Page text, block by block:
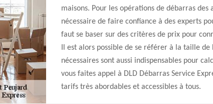
maisons. Pour les opérations de débarras des
nécessaire de faire confiance à des experts
faut se baser sur des critères de prix pour
Il est alors possible de se référer à la taille
nécessaires sont aussi indispensables pour
vous faites appel à DLD Débarras Service
tarifs très abordables et accessibles à tous.